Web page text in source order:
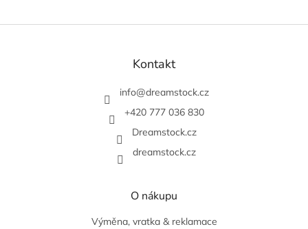
Z
Kontakt
info@dreamstock.cz
+420 777 036 830
Dreamstock.cz
dreamstock.cz
O nákupu
Výměna, vratka & reklamace